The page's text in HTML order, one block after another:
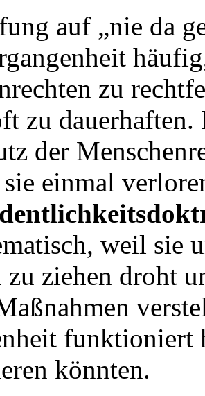
auf „nie da
zu
zu dauerhaften.
der
einmal
weil sie
zu ziehen droht
funktioniert
könnten.